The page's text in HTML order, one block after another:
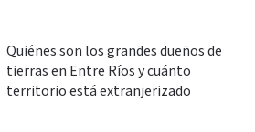
Quiénes son los grandes dueños de
tierras en Entre Ríos y cuánto
territorio está extranjerizado